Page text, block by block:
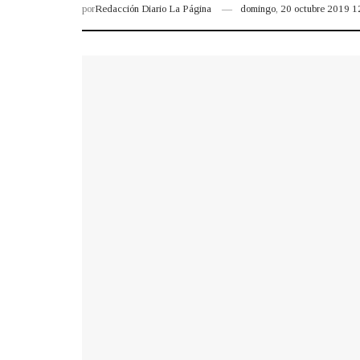
porRedacción Diario La Página domingo, 20 octubre 2019